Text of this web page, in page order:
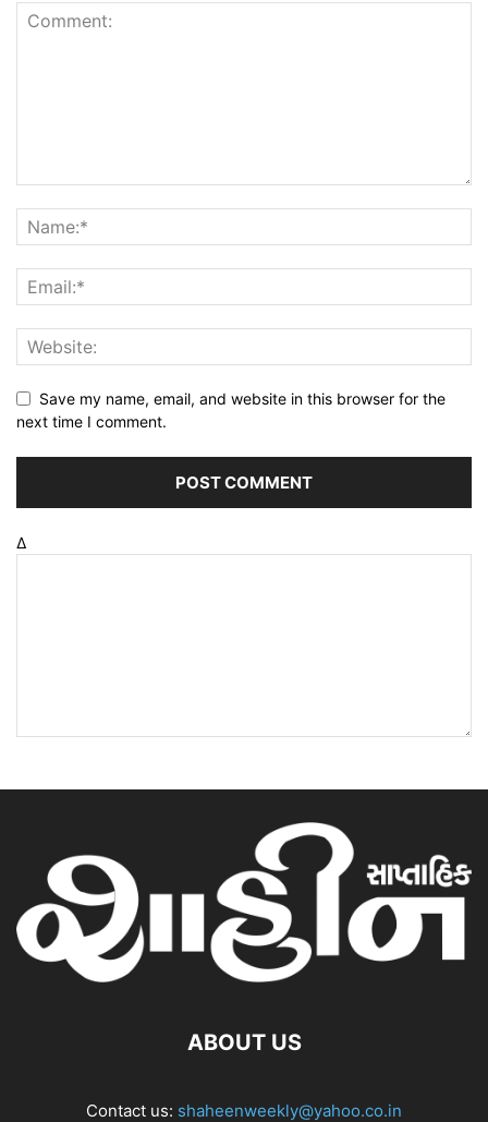
Save my name, email, and website in this browser for the
next time I comment.
Δ
ABOUT US
Contact us: shaheenweekly@yahoo.co.in